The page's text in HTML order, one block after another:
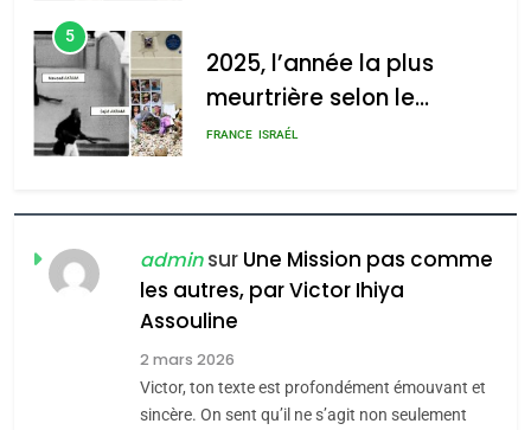
l’antisémitisme
admin 0
5
2025, l’année la plus
meurtrière selon le
rapport d’ADL contre
FRANCE ISRAÉL
FIÈRE, DIGNE ET RÉSILIENTE :
POURQUOI JE REVENDIQUE
MA JUDAÏTE par Thérèse
Zrihen-Dvir
ISRAÉL JUDAISME
CE QUI NOUS MANQUE –
Jacques Hadida
adminsur Une Mission pas comme
les autres, par Victor Ihiya
Assouline
2 mars 2026
Victor, ton texte est profondément émouvant et
sincère. On sent qu’il ne s’agit non seulement